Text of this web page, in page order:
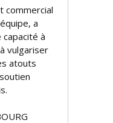
commercial
a
capacité à
vulgariser
atouts